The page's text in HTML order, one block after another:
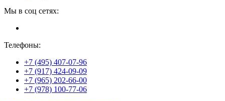
Мы в соц сетях:
Телефоны:
+7 (495) 407-07-96
+7 (917) 424-09-09
+7 (965) 202-66-00
+7 (978) 100-77-06